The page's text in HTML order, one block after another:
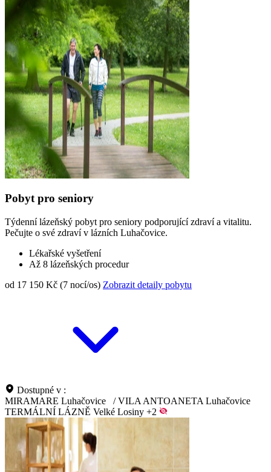
Pobyt pro seniory
Týdenní lázeňský pobyt pro seniory podporující zdraví a vitalitu.
Pečujte o své zdraví v lázních Luhačovice.
Lékařské vyšetření
Až 8 lázeňských procedur
od 17 150 Kč (7 nocí/os) Zobrazit detaily pobytu
Dostupné v :
MIRAMARE Luhačovice
/ VILA ANTOANETA Luhačovice
TERMÁLNÍ LÁZNĚ Velké Losiny +2